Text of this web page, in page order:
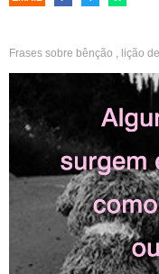
Frases sobre bênção , lição